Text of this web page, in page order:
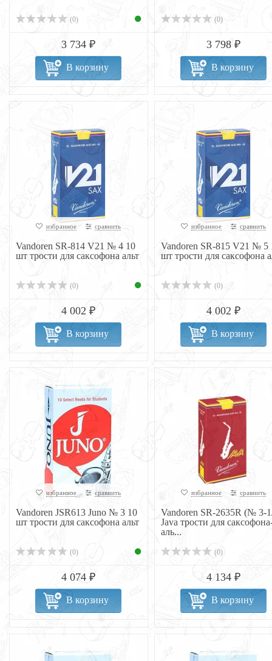
(0)
3 734 ₽
В корзину
(0)
3 798 ₽
В корзину
избранное сравнить
Vandoren SR-814 V21 № 4 10
шт трости для саксофона альт
(0)
4 002 ₽
В корзину
избранное сравнить
Vandoren SR-815 V21 № 5
шт трости для саксофона
(0)
4 002 ₽
В корзину
избранное сравнить
Vandoren JSR613 Juno № 3 10
шт трости для саксофона альт
(0)
4 074 ₽
В корзину
избранное сравнить
Vandoren SR-2635R (№ 3-
Java трости для
аль...
(0)
4 134 ₽
В корзину